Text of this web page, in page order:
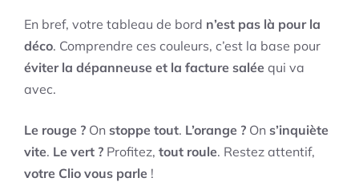
En bref, votre tableau de bord n’est pas là pour la
déco. Comprendre ces couleurs, c’est la base pour
éviter la dépanneuse et la facture salée qui va
avec.
Le rouge ? On stoppe tout. L’orange ? On s’inquiète
vite. Le vert ? Profitez, tout roule. Restez attentif,
votre Clio vous parle !